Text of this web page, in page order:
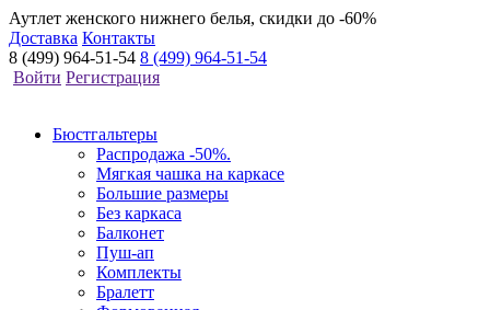
Аутлет женского нижнего белья, скидки до -60%
Доставка Контакты
8 (499) 964-51-54 8 (499) 964-51-54
Войти Регистрация
Бюстгальтеры
Распродажа -50%.
Мягкая чашка на каркасе
Большие размеры
Без каркаса
Балконет
Пуш-ап
Комплекты
Бралетт